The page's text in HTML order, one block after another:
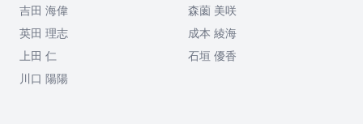
吉田 海偉
森薗 美咲
英田 理志
成本 綾海
上田 仁
石垣 優香
川口 陽陽